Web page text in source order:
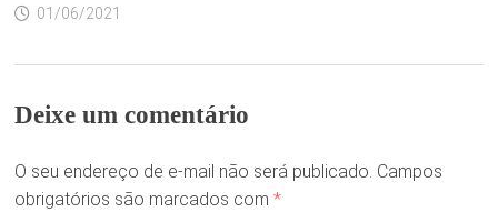
01/06/2021
Deixe um comentário
O seu endereço de e-mail não será publicado. Campos
obrigatórios são marcados com *